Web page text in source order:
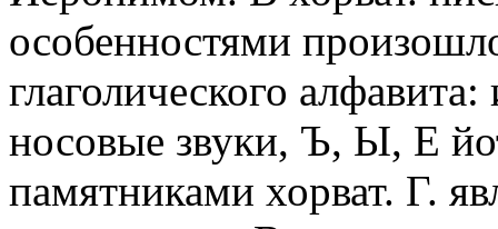
особенностями
глаголического
носовые звуки, Ъ, Ы, Е
памятниками хорват. Г.